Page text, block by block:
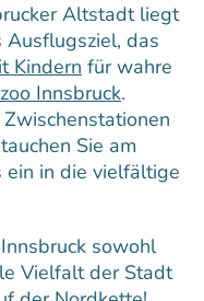
Altstadt liegt
das
Kindern für wahre
Innsbruck.
Sie am
ein in die vielfältige
sowohl
Vielfalt der Stadt